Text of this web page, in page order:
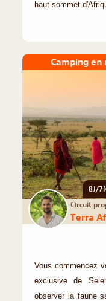
haut sommet
Camping en
8J/
Circuit
Terra
Vous commencez
exclusive de
observer la faune